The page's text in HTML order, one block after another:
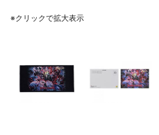
※クリックで拡大表示